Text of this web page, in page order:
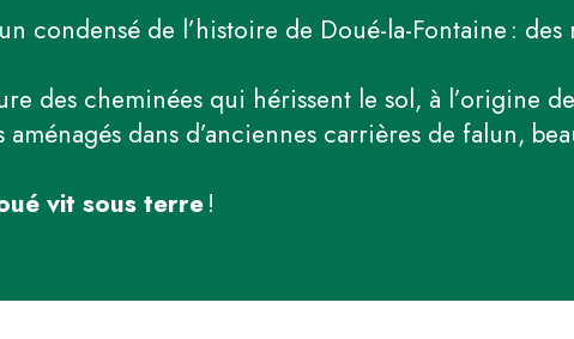
condensé de l’histoire de Doué-la-Fontaine : des
des cheminées qui hérissent le sol, à l’origine de
dans d’anciennes carrières de falun,
vit sous terre!